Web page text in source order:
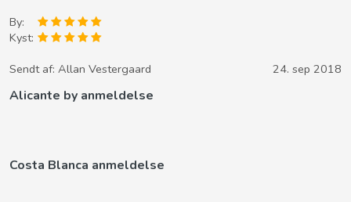
By:
Kyst:
Sendt af: Allan Vestergaard 24. sep 2018
Alicante by anmeldelse
Costa Blanca anmeldelse